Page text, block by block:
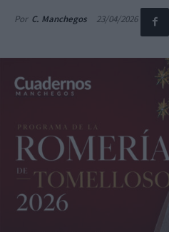
Por C. Manchegos 23/04/2026